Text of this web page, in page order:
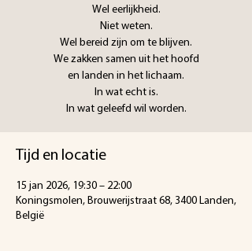
Wel eerlijkheid.
Niet weten.
Wel bereid zijn om te blijven.
We zakken samen uit het hoofd
en landen in het lichaam.
In wat echt is.
In wat geleefd wil worden.
Tijd en locatie
15 jan 2026, 19:30 – 22:00
Koningsmolen, Brouwerijstraat 68, 3400 Landen,
België